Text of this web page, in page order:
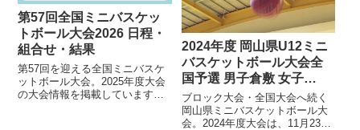
第57回全国ミニバスケッ
トボール大会2026 日程・
組合せ・結果
第57回を迎える全国ミニバスケ
ットボール大会。2025年度大会
の大会情報を掲載しています。
2024年度 岡山県U12ミニ
バスケットボール大会全
国予選 男子倉敷 女子
KIZUNAが優勝
ブロック大会・全国大会へ続く
岡山県ミニバスケットボール大
会。2024年度大会は、11月23日